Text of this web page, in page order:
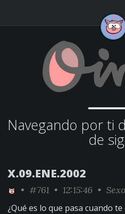
Navegando por ti
de
X.09.ENE.2002
• #761 • 12:15:46 • Sexo
¿Qué es lo que pasa cuando